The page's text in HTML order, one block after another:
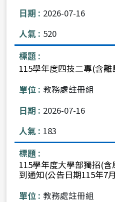
2026-07-16
520
115學年度四技二專(含
教務處註冊組
2026-07-16
183
115學年度大學部獨招(
到通知(公告日期115年7
教務處註冊組